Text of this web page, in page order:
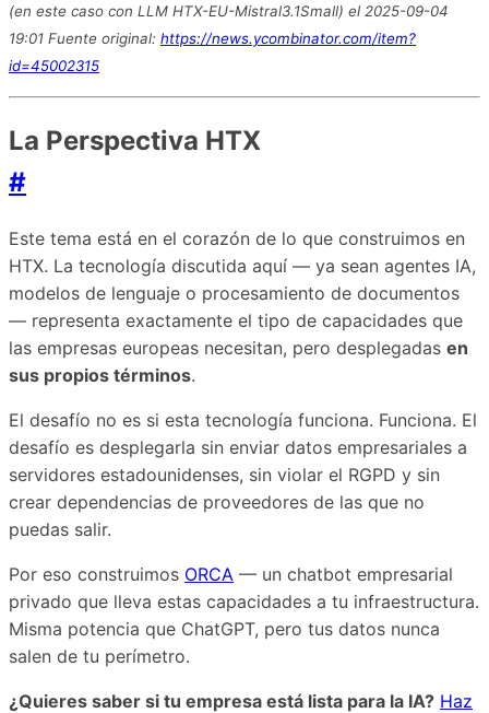
(en este caso con LLM HTX-EU-Mistral3.1Small) el 2025-09-04
19:01 Fuente original: https://news.ycombinator.com/item?
id=45002315
La Perspectiva HTX
#
Este tema está en el corazón de lo que construimos en
HTX. La tecnología discutida aquí — ya sean agentes IA,
modelos de lenguaje o procesamiento de documentos
— representa exactamente el tipo de capacidades que
las empresas europeas necesitan, pero desplegadas en
sus propios términos.
El desafío no es si esta tecnología funciona. Funciona. El
desafío es desplegarla sin enviar datos empresariales a
servidores estadounidenses, sin violar el RGPD y sin
crear dependencias de proveedores de las que no
puedas salir.
Por eso construimos ORCA — un chatbot empresarial
privado que lleva estas capacidades a tu infraestructura.
Misma potencia que ChatGPT, pero tus datos nunca
salen de tu perímetro.
¿Quieres saber si tu empresa está lista para la IA? Haz